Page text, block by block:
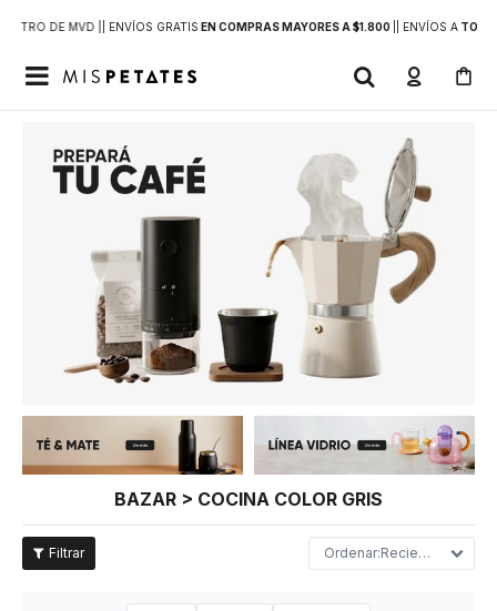
DE MVD | | ENVÍOS GRATIS EN COMPRAS MAYORES A $1.800 | ENVÍOS ATODO

BAZAR > COCINA COLOR GRIS
Recientes